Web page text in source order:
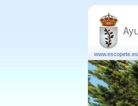
www.escopete.es